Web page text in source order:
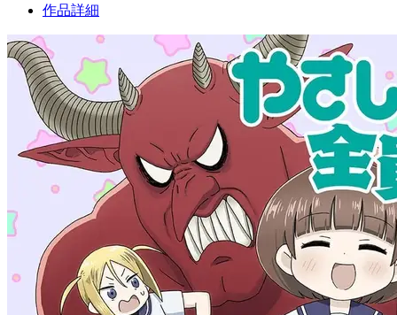
作品詳細